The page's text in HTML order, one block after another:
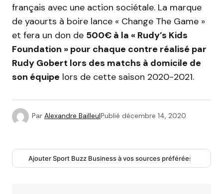
français avec une action sociétale. La marque
de yaourts à boire lance « Change The Game »
et fera un don de 500€ à la « Rudy’s Kids
Foundation » pour chaque contre réalisé par
Rudy Gobert lors des matchs à domicile de
son équipe lors de cette saison 2020-2021.
Par Alexandre BailleulPublié décembre 14, 2020
Ajouter Sport Buzz Business à vos sources préférées